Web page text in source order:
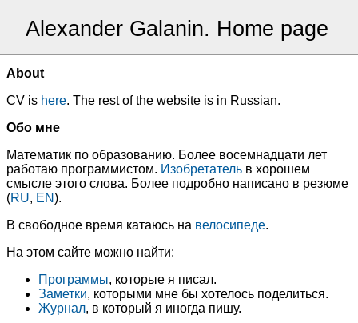
Alexander Galanin. Home page
About
CV is here. The rest of the website is in Russian.
Обо мне
Математик по образованию. Более восемнадцати лет
работаю программистом. Изобретатель в хорошем
смысле этого слова. Более подробно написано в резюме
(RU, EN).
В свободное время катаюсь на велосипеде.
На этом сайте можно найти:
Программы, которые я писал.
Заметки, которыми мне бы хотелось поделиться.
Журнал, в который я иногда пишу.